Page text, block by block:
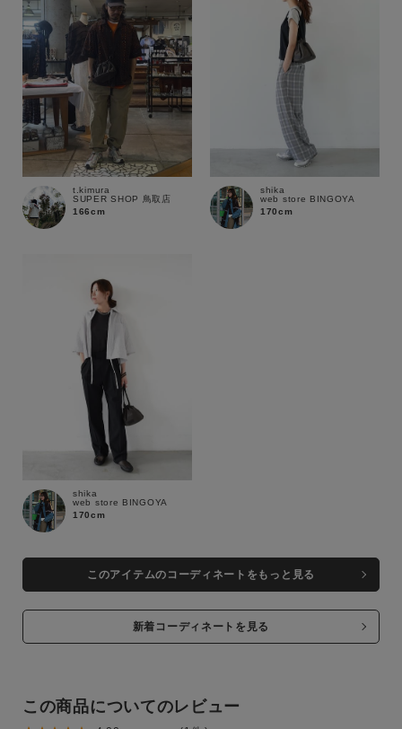
t.kimura
SUPER SHOP 鳥取店
166cm
shika
web store BINGOYA
170cm
shika
web store BINGOYA
170cm
このアイテムのコーディネートをもっと見る
新着コーディネートを見る
この商品についてのレビュー